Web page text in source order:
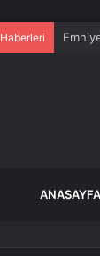
ANASAYFA